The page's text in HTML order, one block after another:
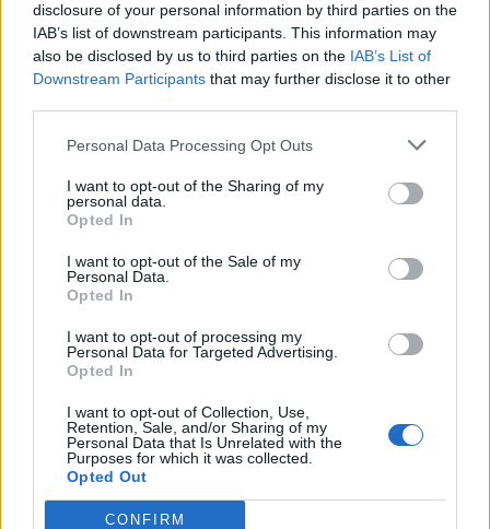
disclosure of your personal information by third parties on the
IAB’s list of downstream participants. This information may
also be disclosed by us to third parties on the IAB’s List of
Downstream Participants that may further disclose it to other
Personal Data Processing Opt Outs
I want to opt-out of the Sharing of my
personal data.
Opted In
I want to opt-out of the Sale of my
Personal Data.
Opted In
I want to opt-out of processing my
Personal Data for Targeted Advertising.
Opted In
I want to opt-out of Collection, Use,
Retention, Sale, and/or Sharing of my
Personal Data that Is Unrelated with the
Purposes for which it was collected.
Opted Out
CONFIRM
Μουσική
Η Anna von Hausswolff στο Release
Athens 2026 για μια λειτουργία σκοταδιού
και ομορφιάς
21.05.26
Με αφορμή την εμφάνισή της στο Release Athens 2026,
εξερευνούμε τον σκοτεινό και καθηλωτικό κόσμο της Anna
von Hausswolff, από το "Dead Magic" μέχρι το τελευταίο
της gothic art-pop σύμπαν.